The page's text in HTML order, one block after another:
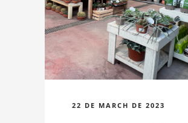
22 DE MARCH DE 2023